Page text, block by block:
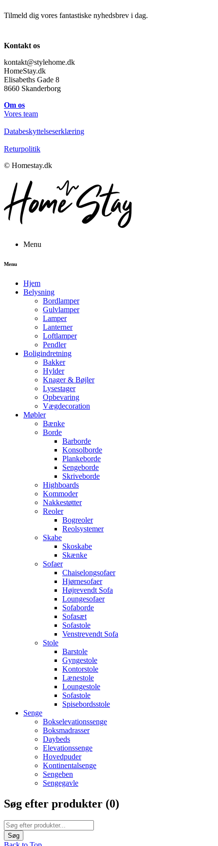
Tilmeld dig vores fantastiske nyhedsbrev i dag.
Kontakt os
kontakt@stylehome.dk
HomeStay.dk
Elisabeths Gade 8
8660 Skanderborg
Om os
Vores team
Databeskyttelseserklæring
Returpolitik
© Homestay.dk
Menu
Menu
Hjem
Belysning
Bordlamper
Gulvlamper
Lamper
Lanterner
Loftlamper
Pendler
Boligindretning
Bakker
Hylder
Knager & Bøjler
Lysestager
Opbevaring
Vægdecoration
Møbler
Bænke
Borde
Barborde
Konsolborde
Plankeborde
Sengeborde
Skriveborde
Highboards
Kommoder
Nakkestøtter
Reoler
Bogreoler
Reolsystemer
Skabe
Skoskabe
Skænke
Sofaer
Chaiselongsofaer
Hjørnesofaer
Højrevendt Sofa
Loungesofaer
Sofaborde
Sofasæt
Sofastole
Venstrevendt Sofa
Stole
Barstole
Gyngestole
Kontorstole
Lænestole
Loungestole
Sofastole
Spisebordsstole
Senge
Bokselevationssenge
Boksmadrasser
Daybeds
Elevationssenge
Hovedpuder
Kontinentalsenge
Sengeben
Sengegavle
Søg efter produkter (0)